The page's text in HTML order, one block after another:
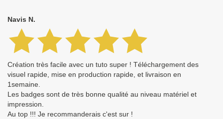
Navis N.
Création très facile avec un tuto super ! Téléchargement des
visuel rapide, mise en production rapide, et livraison en
1semaine.
Les badges sont de très bonne qualité au niveau matériel et
impression.
Au top !!! Je recommanderais c'est sur !